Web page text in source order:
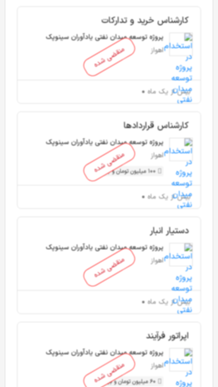
منقضی شده
کارشناس خرید و تدارکات
پروژه توسعه میدان نفتی یادآوران سینوپک
اهواز
بیش از یک ماه
منقضی شده
کارشناس قراردادها
پروژه توسعه میدان نفتی یادآوران سینوپک
اهواز
100 میلیون تومان و بیشتر
بیش از یک ماه
منقضی شده
دستیار انبار
پروژه توسعه میدان نفتی یادآوران سینوپک
اهواز
بیش از یک ماه
منقضی شده
اپراتور فرآیند
پروژه توسعه میدان نفتی یادآوران سینوپک
اهواز
60 میلیون تومان و بیشتر